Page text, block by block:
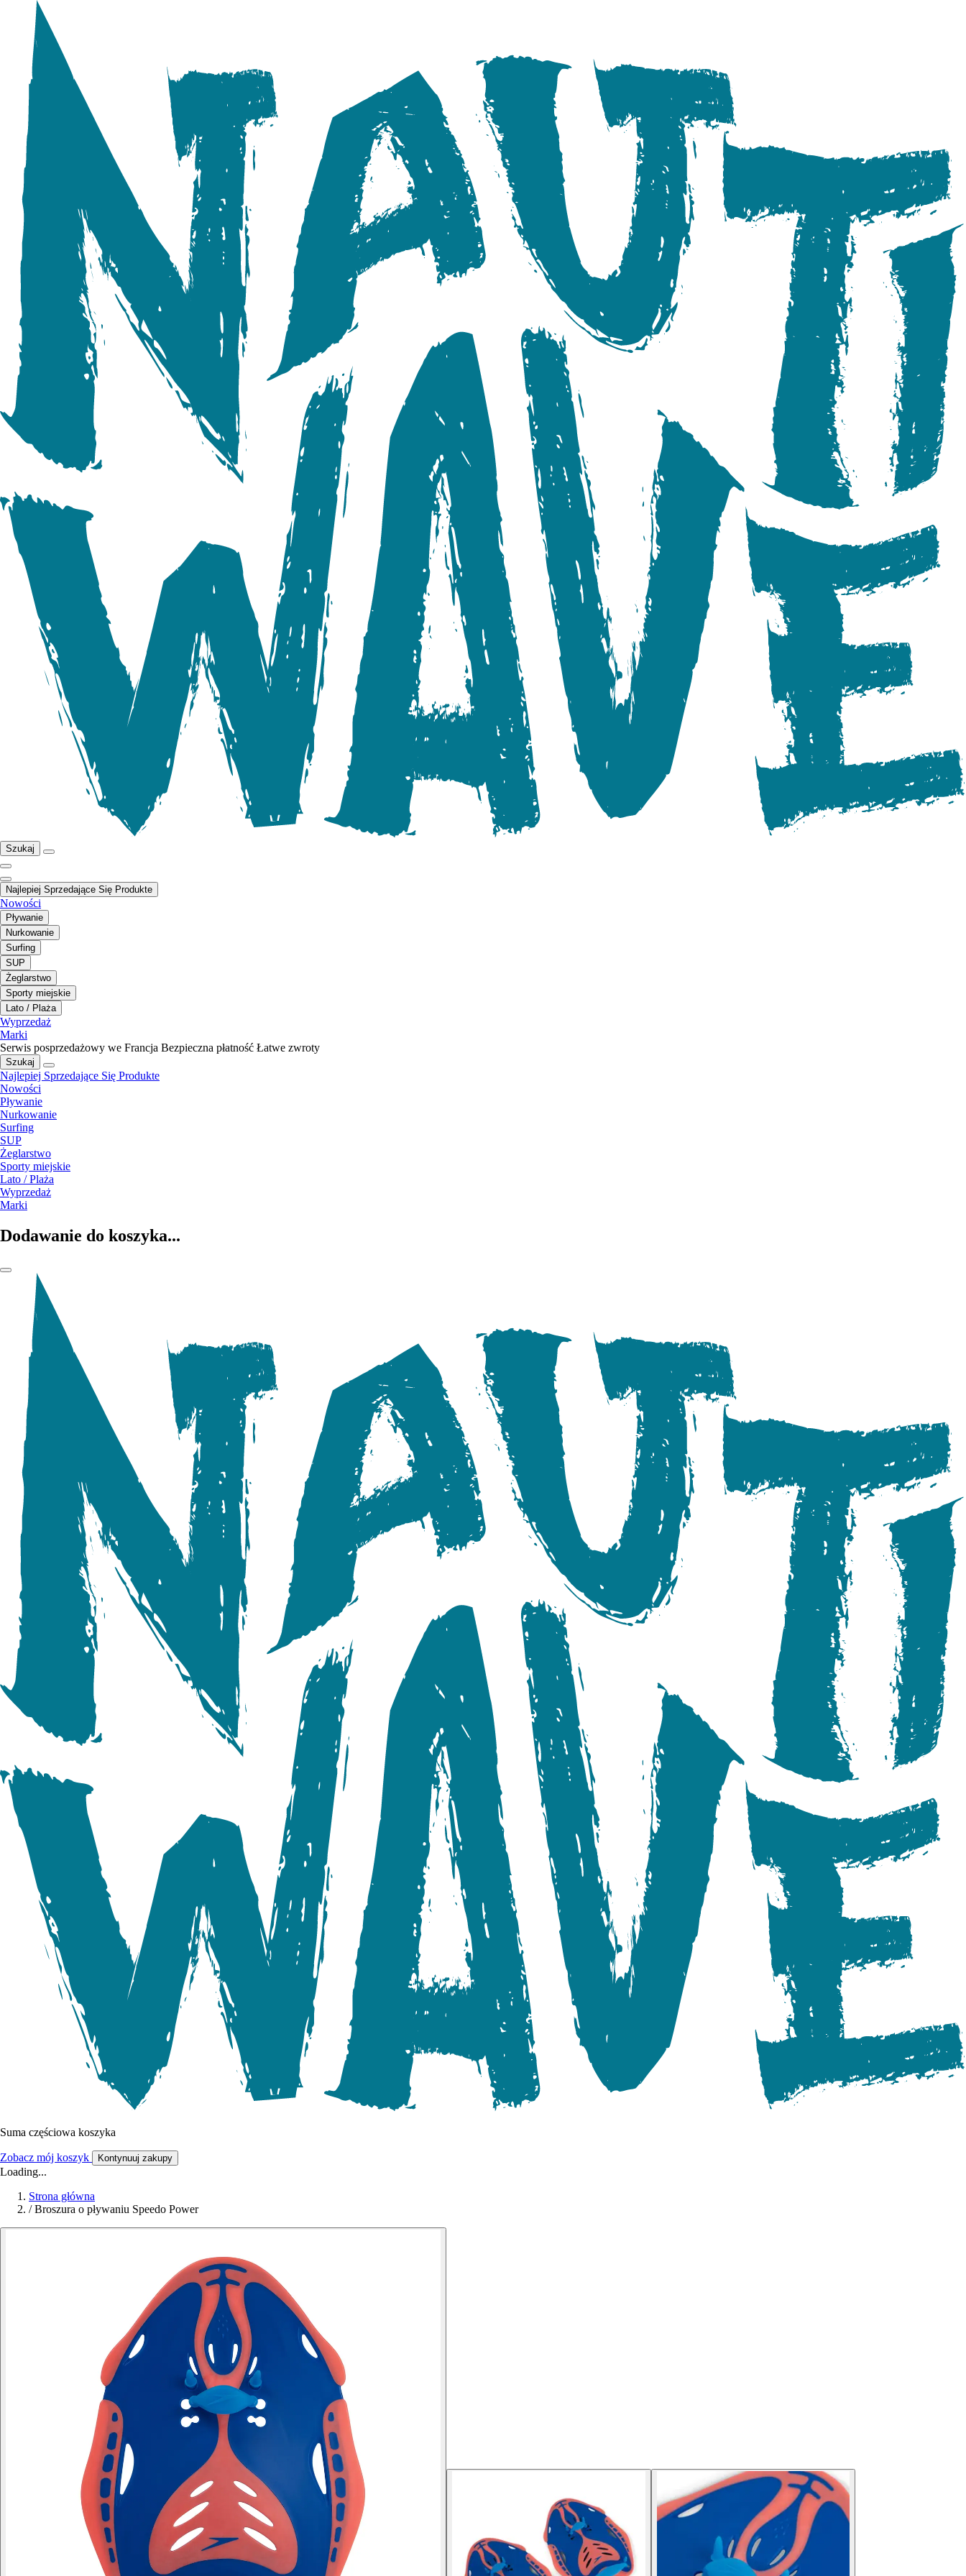
Szukaj
Najlepiej Sprzedające Się Produkte
Nowości
Pływanie
Nurkowanie
Surfing
SUP
Żeglarstwo
Sporty miejskie
Lato / Plaża
Wyprzedaż
Marki
Serwis posprzedażowy we Francja Bezpieczna płatność Łatwe zwroty
Szukaj
Najlepiej Sprzedające Się Produkte
Nowości
Pływanie
Nurkowanie
Surfing
SUP
Żeglarstwo
Sporty miejskie
Lato / Plaża
Wyprzedaż
Marki
Dodawanie do koszyka...
Suma częściowa koszyka
Zobacz mój koszyk Kontynuuj zakupy
Loading...
Strona główna
/ Broszura o pływaniu Speedo Power